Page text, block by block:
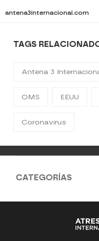
antena3internacional.com
TAGS
Antena 3
OMS EEUU
Coronavirus
CATEGORÍAS
Antena 3 Noticias
Tu cara me suena